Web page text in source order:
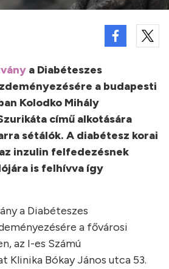
a Diabéteszes
a budapesti
Kolodko Mihály
című alkotására
sétálók. A diabétesz korai
inzulin felfedezésnek
is felhívva így
a Diabéteszes
a fővárosi
az I-es Számú
Klinika Bókay János utca 53.